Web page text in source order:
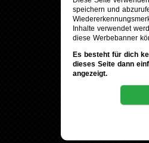
speichern und
Inhalte verwendet
diese Werbebanner
Es besteht für dich
dieses Seite dann
angezeigt.